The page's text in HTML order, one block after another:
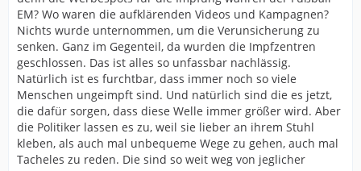
EM? Wo waren die aufklärenden Videos und Kampagnen?
Nichts wurde unternommen, um die Verunsicherung zu
senken. Ganz im Gegenteil, da wurden die Impfzentren
geschlossen. Das ist alles so unfassbar nachlässig.
Natürlich ist es furchtbar, dass immer noch so viele
Menschen ungeimpft sind. Und natürlich sind die es jetzt,
die dafür sorgen, dass diese Welle immer größer wird. Aber
die Politiker lassen es zu, weil sie lieber an ihrem Stuhl
kleben, als auch mal unbequeme Wege zu gehen, auch mal
Tacheles zu reden. Die sind so weit weg von jeglicher